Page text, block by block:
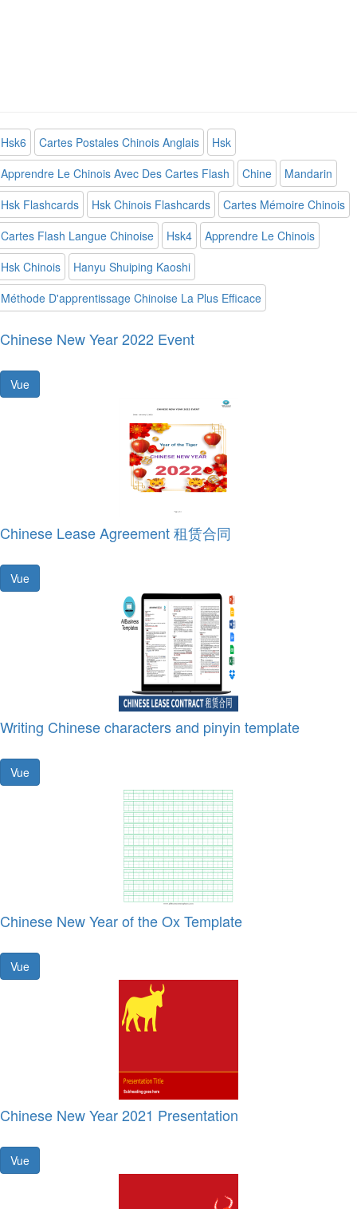
Hsk6 Cartes Postales Chinois Anglais
Hsk
Apprendre Le Chinois Avec Des Cartes Flash
Chine
Mandarin
Hsk Flashcards
Hsk Chinois Flashcards
Cartes Mémoire Chinois
Cartes Flash Langue Chinoise
Hsk4
Apprendre Le Chinois
Hsk Chinois
Hanyu Shuiping Kaoshi
Méthode D'apprentissage Chinoise La Plus Efficace
Chinese New Year 2022 Event
Vue
Chinese Lease Agreement 租赁合同
Vue
Writing Chinese characters and pinyin template
Vue
Chinese New Year of the Ox Template
Vue
Chinese New Year 2021 Presentation
Vue